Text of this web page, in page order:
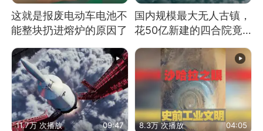
这就是报废电动车电池不
能整块扔进熔炉的原因了
国内规模最大无人古镇，
花50亿新建的四合院竟
11.7万 次播放 09:47 8.3万 次播放 04:05